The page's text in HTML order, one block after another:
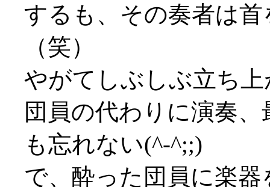
するも、その奏者は
（笑）
やがてしぶしぶ立ち
団員の代わりに演奏
も忘れない(^-^;;)
で、酔った団員に楽